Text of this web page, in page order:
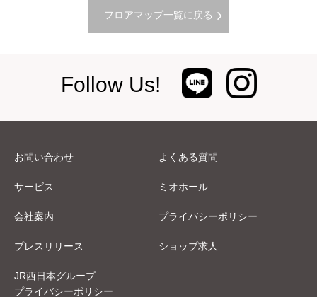
フロアマップ一覧に戻る
Follow Us!
お問い合わせ よくある質問
サービス ミオホール
会社案内 プライバシーポリシー
プレスリリース ショップ求人
JR西日本グループ
プライバシーポリシー